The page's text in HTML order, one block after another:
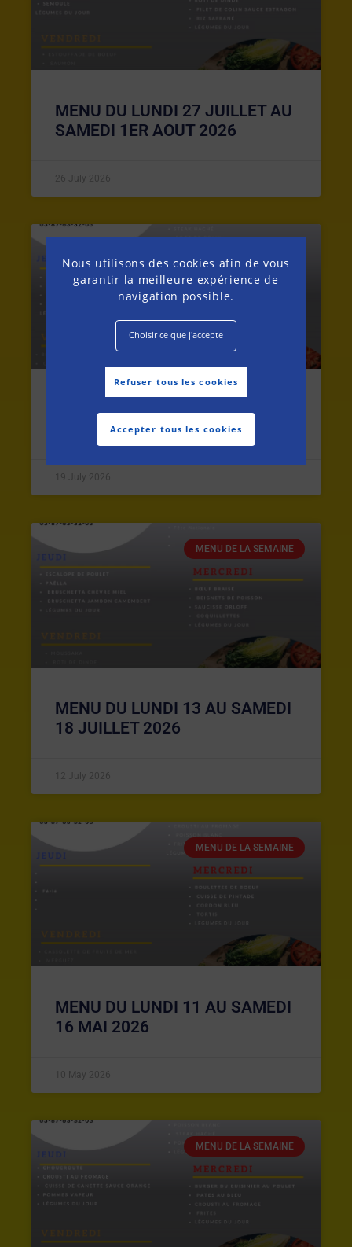
Nous utilisons des cookies afin de vous
garantir la meilleure expérience de
navigation possible.
Choisir ce que j'accepte
Refuser tous les cookies
Accepter tous les cookies
MENU DU LUNDI 27 JUILLET AU
SAMEDI 1ER AOUT 2026
26 July 2026
MENU DU LUNDI 20 AU SAMEDI
25 JUILLET 2026
19 July 2026
MENU DE LA SEMAINE
MENU DU LUNDI 13 AU SAMEDI
18 JUILLET 2026
12 July 2026
MENU DE LA SEMAINE
MENU DU LUNDI 11 AU SAMEDI
16 MAI 2026
10 May 2026
MENU DE LA SEMAINE